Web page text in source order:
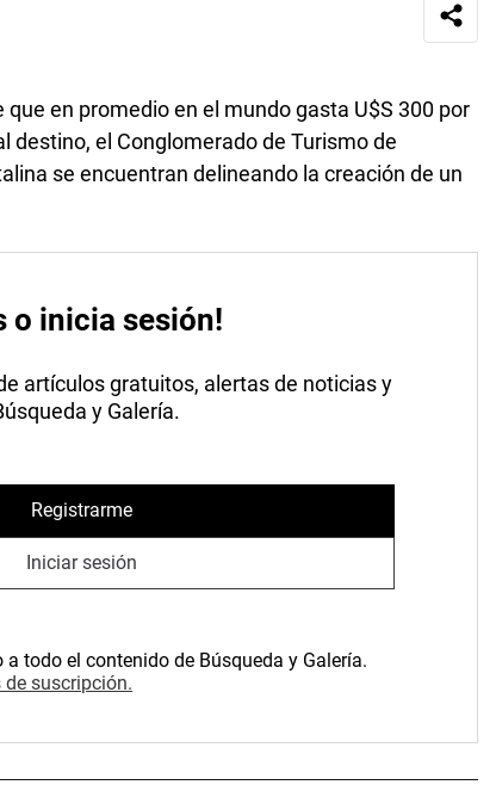
en promedio en el mundo gasta U$S 300 por
destino, el Conglomerado de Turismo de
se encuentran delineando la creación de un
o inicia sesión!
artículos gratuitos, alertas de noticias y
y Galería.
Registrarme
Iniciar sesión
todo el contenido de Búsqueda y Galería.
suscripción.